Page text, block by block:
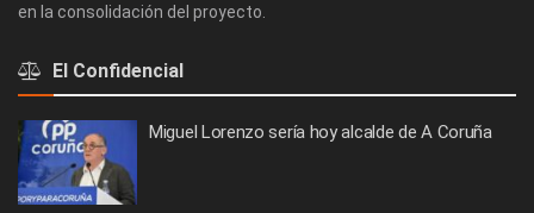
en la consolidación del proyecto.
El Confidencial
Miguel Lorenzo sería hoy alcalde de A Coruña